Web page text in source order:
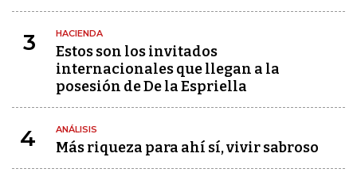
3 HACIENDA
Estos son los invitados
internacionales que llegan a la
posesión de De la Espriella
4 ANÁLISIS
Más riqueza para ahí sí, vivir sabroso